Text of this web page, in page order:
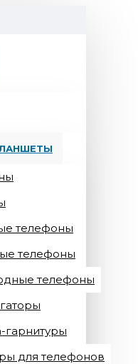
телефоны
телефоны
телефоны
гарнитуры
для телефонов